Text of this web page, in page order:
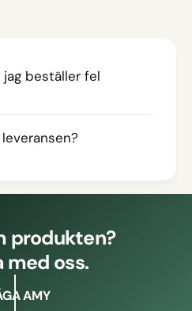
beställer fel
produkten?
med oss.
AMY